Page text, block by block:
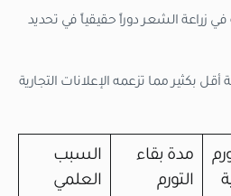
زراعة الشعر دوراً حقيقياً في تحديد
أقل بكثير مما تزعمه الإعلانات التجارية
مدة بقاء
التورم
السبب
العلمي